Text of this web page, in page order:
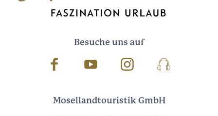
Besuche uns auf
Facebook Youtube InstagramPodcast
Mosellandtouristik GmbH